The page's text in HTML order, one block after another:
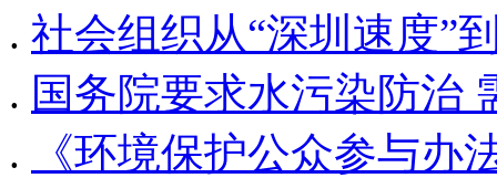
. 社会组织从“深圳速度”
. 国务院要求水污染防治
.
《环境保护公众参与办